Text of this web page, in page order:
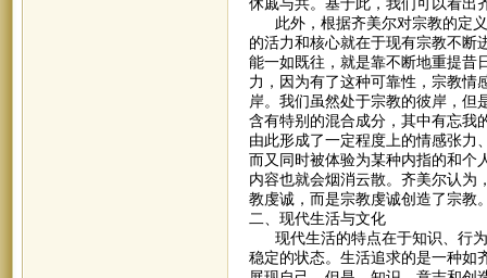
此外，根据齐美尔对宗教的定义
的活力和核心就在于现有宗教不断
能一如既往，就是靠不断地重提昔
力，因为有了这种可靠性，宗教情
岸。我们虽然处于宗教的彼岸，但
含有特别的混合成分，其中有忘我
由此形成了一定程度上的情感张力
而又同时被体验为某种内指的和个
内容也就会烟消云散。齐美尔认为
教虔诚，而是宗教虔诚创造了宗教
二、现代生活与文化
现代生活的特点在于知识、行为
稳定的状态。生活追求的是一种如